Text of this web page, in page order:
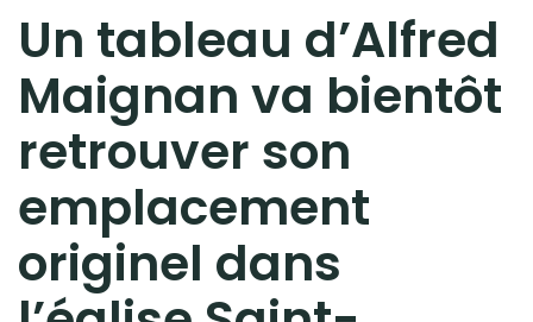
Un tableau d’Alfred
Maignan va bientôt
retrouver son
emplacement
originel dans